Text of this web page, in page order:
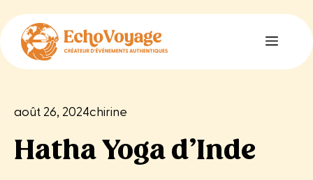
au
contenu
Menu
août 26, 2024chirine
Hatha Yoga d’Inde